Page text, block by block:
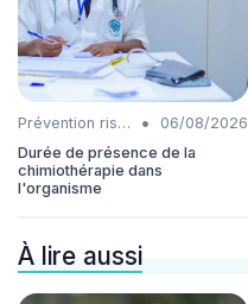
Prévention risques •
06/08/2026
Durée de présence de la
chimiothérapie dans
l'organisme
À lire aussi